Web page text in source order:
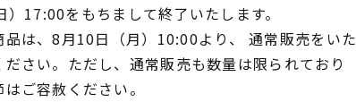
17:00をもちまして終了いたします。
は、8月10日（月）10:00より、 通常販売をいた
さい。ただし、通常販売も数量は限られており
ご容赦ください。